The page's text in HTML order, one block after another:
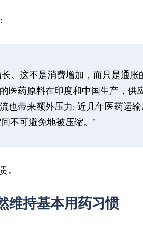
。这不是消费增加，而只是通胀
医药原料在印度和中国生产，供
也带来额外压力: 近几年医药运
不可避免地被压缩。”
。
维持基本用药习惯